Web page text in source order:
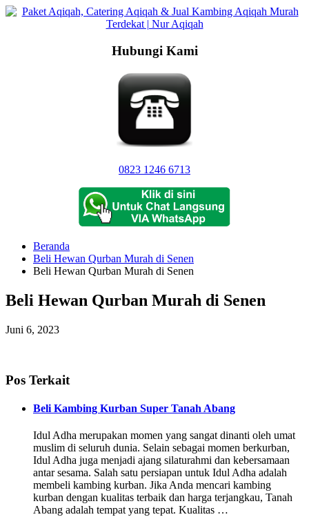
Langsung
Hubungi Kami
0823 1246 6713
Beranda
Beli Hewan Qurban Murah di Senen
Beli Hewan Qurban Murah di Senen
Beli Hewan Qurban Murah di Senen
Juni 6, 2023
Pos Terkait
Beli Kambing Kurban Super Tanah Abang
Idul Adha merupakan momen yang sangat dinanti oleh umat
muslim di seluruh dunia. Selain sebagai momen berkurban,
Idul Adha juga menjadi ajang silaturahmi dan kebersamaan
antar sesama. Salah satu persiapan untuk Idul Adha adalah
membeli kambing kurban. Jika Anda mencari kambing
kurban dengan kualitas terbaik dan harga terjangkau, Tanah
Abang adalah tempat yang tepat. Kualitas …